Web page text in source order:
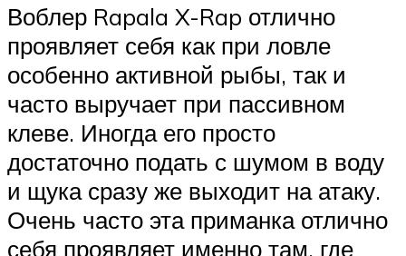
Воблер Rapala X-Rap отлично
проявляет себя как при ловле
особенно активной рыбы, так и
часто выручает при пассивном
клеве. Иногда его просто
достаточно подать с шумом в воду
и щука сразу же выходит на атаку.
Очень часто эта приманка отлично
себя проявляет именно там, где